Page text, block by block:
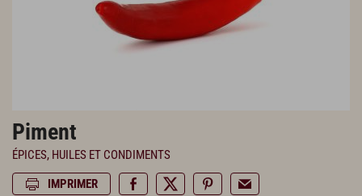
Piment
ÉPICES, HUILES ET CONDIMENTS
IMPRIMER